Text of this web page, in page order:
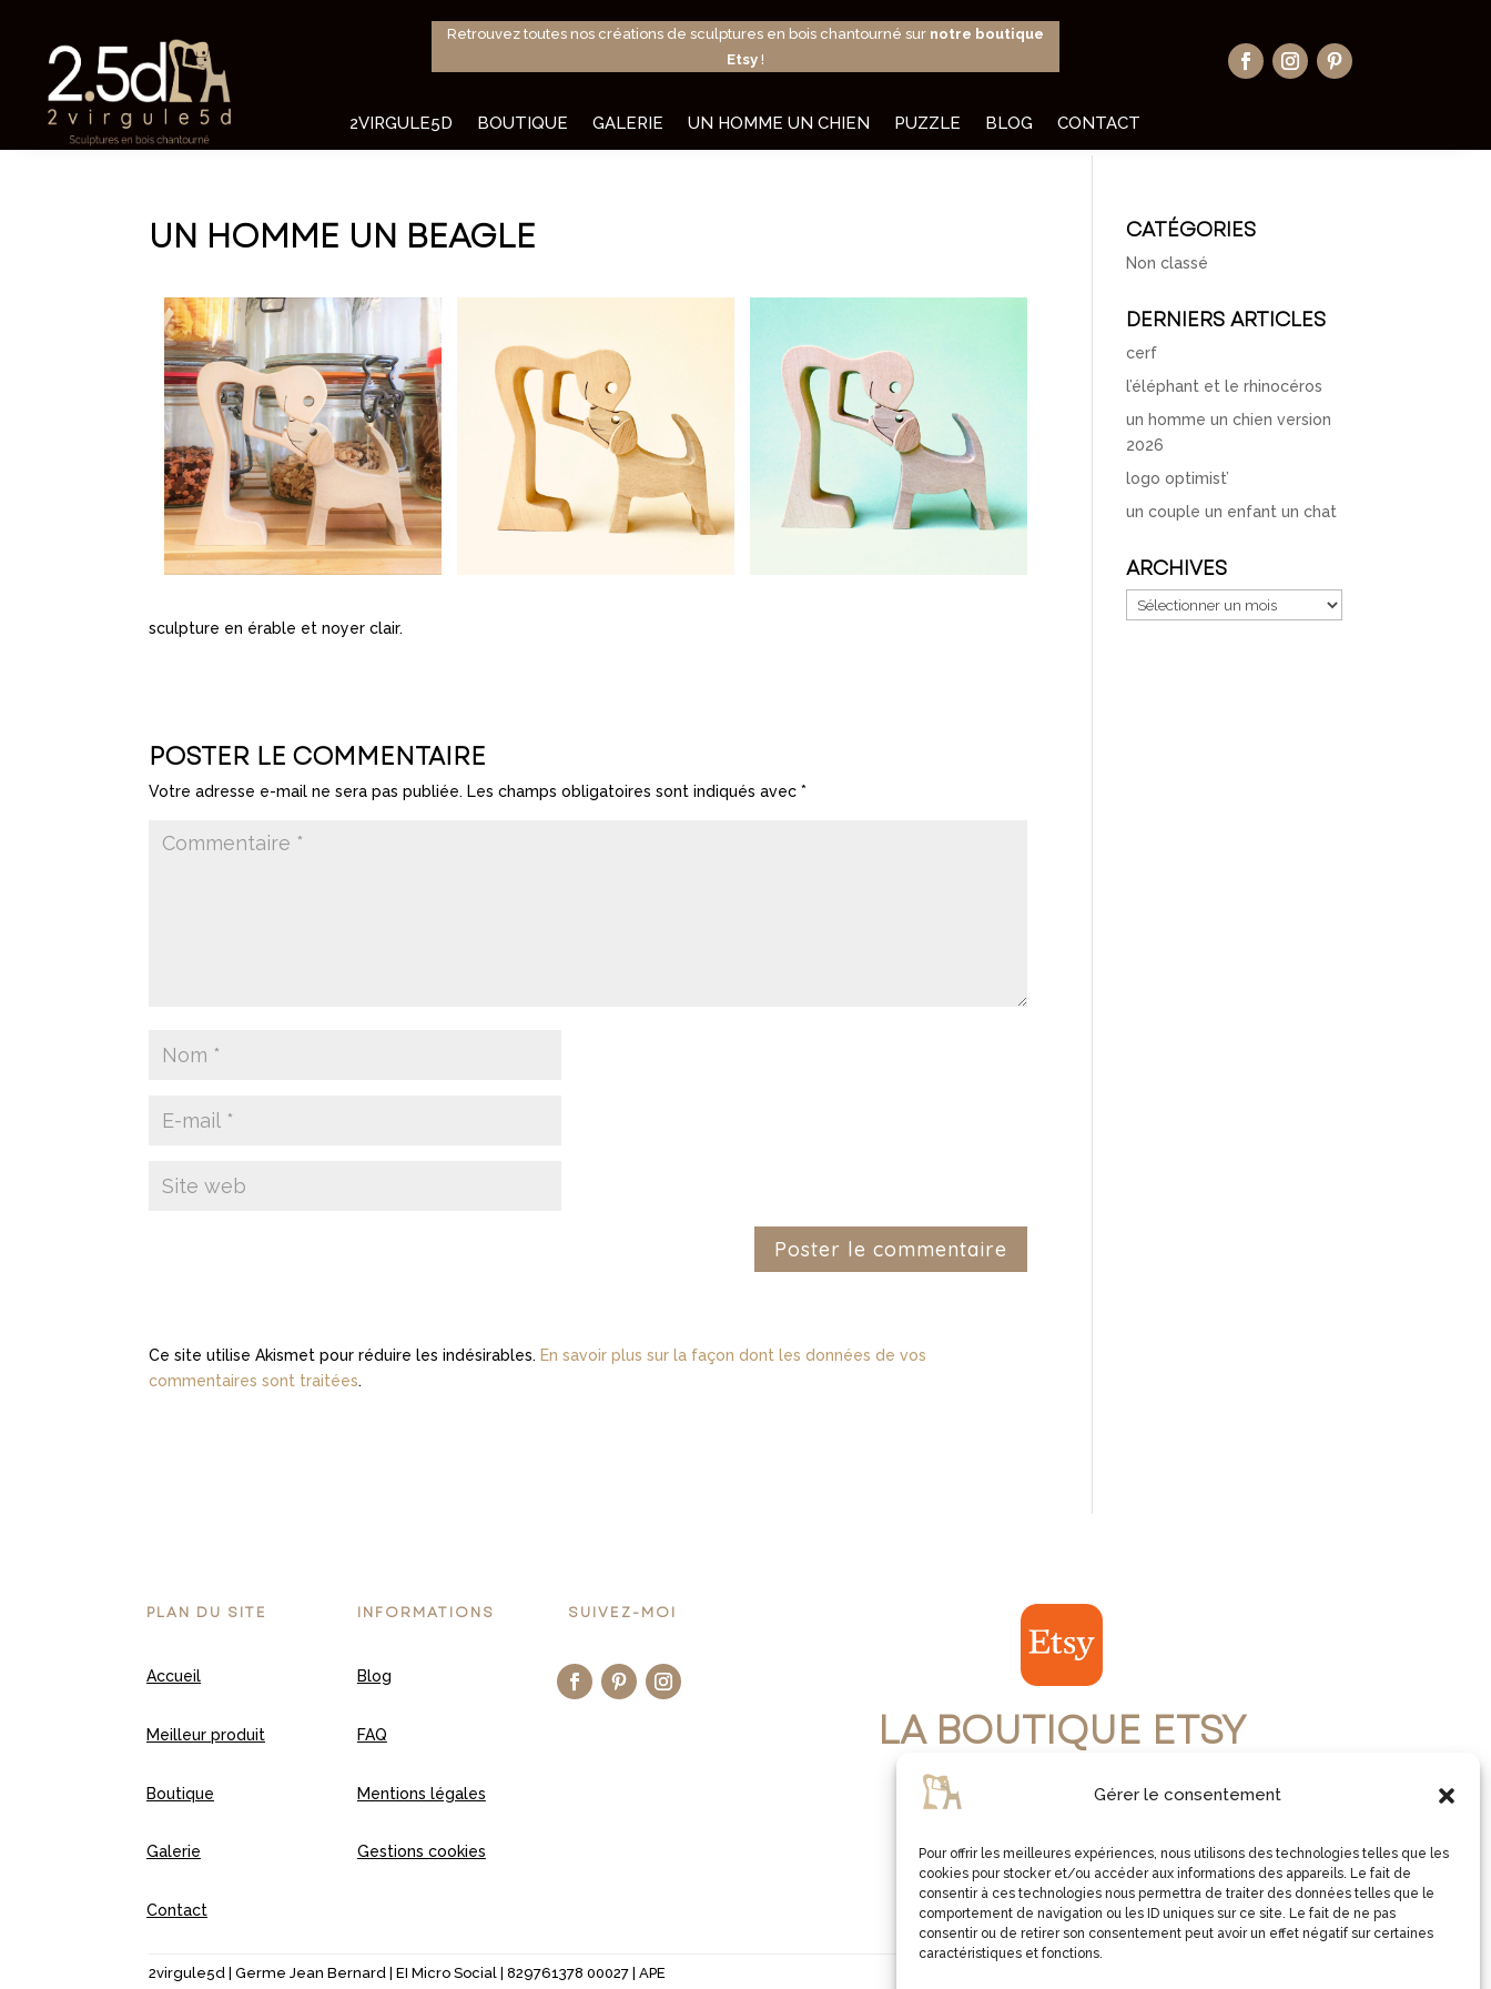
Gérer le consentement
Pour offrir les meilleures expériences, nous utilisons des technologies telles que les
cookies pour stocker et/ou accéder aux informations des appareils. Le fait de
consentir à ces technologies nous permettra de traiter des données telles que le
comportement de navigation ou les ID uniques sur ce site. Le fait de ne pas
consentir ou de retirer son consentement peut avoir un effet négatif sur certaines
caractéristiques et fonctions.
Retrouvez toutes nos créations de sculptures en bois chantourné sur notre boutique
Etsy !
2VIRGULE5D BOUTIQUE GALERIE UN HOMME UN CHIEN PUZZLE BLOG CONTACT
UN HOMME UN BEAGLE
sculpture en érable et noyer clair.
POSTER LE COMMENTAIRE
Votre adresse e-mail ne sera pas publiée. Les champs obligatoires sont indiqués avec*
Ce site utilise Akismet pour réduire les indésirables. En savoir plus sur la façon dont les données de vos
commentaires sont traitées.
CATÉGORIES
Non classé
DERNIERS ARTICLES
cerf
l’éléphant et le rhinocéros
un homme un chien version
2026
logo optimist’
un couple un enfant un chat
ARCHIVES
Archives
PLAN DU SITE
Accueil
Meilleur produit
Boutique
Galerie
Contact
INFORMATIONS
Blog
FAQ
Mentions légales
Gestions cookies
SUIVEZ-MOI
LA BOUTIQUE ETSY
JE VISITE LA BOUTIQUE
2virgule5d | Germe Jean Bernard | EI Micro Social | 829761378 00027 | APE